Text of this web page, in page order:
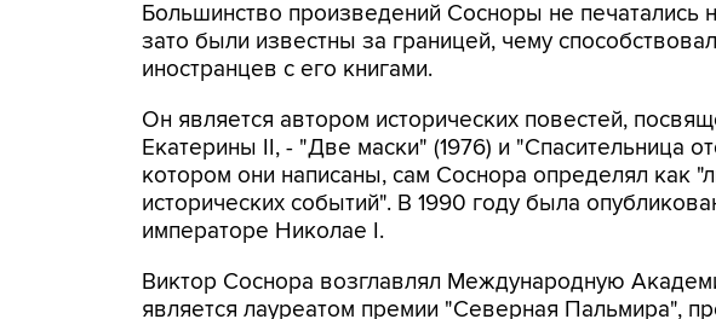
Большинство произведений Сосноры не печатались
зато были известны за границей, чему
иностранцев с его книгами.
Он является автором исторических повестей,
Екатерины II, - "Две маски" (1976) и "Спасительница
котором они написаны, сам Соснора определял как
исторических событий". В 1990 году была
императоре Николае I.
Виктор Соснора возглавлял Международную
является лауреатом премии "Северная Пальмира",